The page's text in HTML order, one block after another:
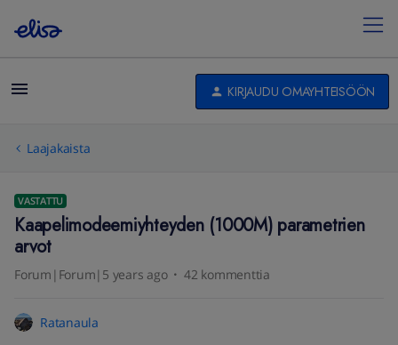
KIRJAUDU OMAYHTEISÖÖN
Laajakaista
VASTATTU
Kaapelimodeemiyhteyden (1000M) parametrien
arvot
Forum|Forum|5 years ago 42 kommenttia
Ratanaula